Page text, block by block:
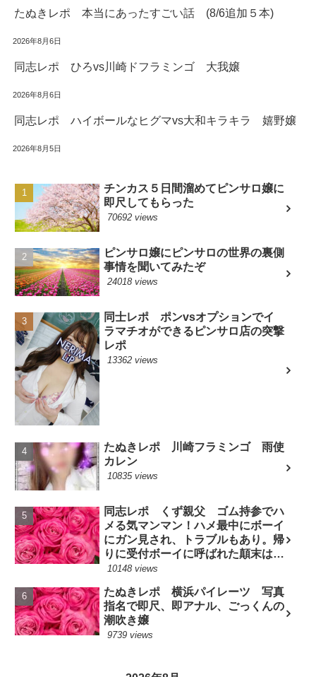
たぬきレポ 本当にあったすごい話 (8/6追加５本)
2026年8月6日
同志レポ ひろvs川崎ドフラミンゴ 大我嬢
2026年8月6日
同志レポ ハイボールなヒグマvs大和キラキラ 嬉野嬢
2026年8月5日
チンカス５日間溜めてピンサロ嬢に
即尺してもらった
70692 views
ピンサロ嬢にピンサロの世界の裏側
事情を聞いてみたぞ
24018 views
同士レポ ポンvsオプションでイ
ラマチオができるピンサロ店の突撃
レポ
13362 views
たぬきレポ 川崎フラミンゴ 雨使
カレン
10835 views
同志レポ くず親父 ゴム持参でハ
メる気マンマン！ハメ最中にボーイ
にガン見され、トラブルもあり。帰
りに受付ボーイに呼ばれた顛末は？
(7/10現役嬢)
10148 views
たぬきレポ 横浜パイレーツ 写真
指名で即尺、即アナル、ごっくんの
潮吹き嬢
9739 views